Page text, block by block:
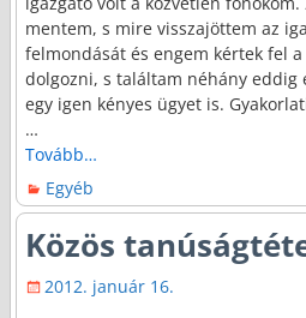
mentem, s mire visszajöttem az
felmondását és engem kértek fel
dolgozni, s találtam néhány
egy igen kényes ügyet is.
…
Tovább…
Egyéb
Közös
2012. január 16.